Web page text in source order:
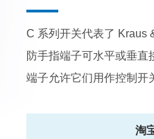
C 系列开关代表了
防手指端子可水平或垂
端子允许它们用作控制开
淘